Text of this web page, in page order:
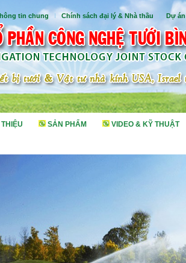
SẢN PHẨM VIDEO & KỸ THUẬT
tin chung I Chính sách đại lý & Nhà thầu Dự án